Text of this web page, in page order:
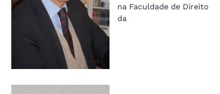
na Faculdade de Direito
da